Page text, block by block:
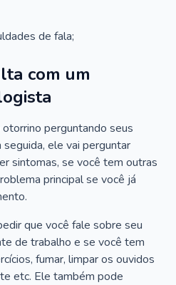
de fala;
com um
perguntando seus
ele vai perguntar
sintomas, se você tem outras
principal se você já
que você fale sobre seu
de trabalho e se você tem
fumar, limpar os ouvidos
etc. Ele também pode